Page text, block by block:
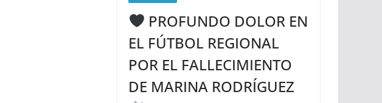
PROFUNDO DOLOR EN
EL FÚTBOL REGIONAL
POR EL FALLECIMIENTO
DE MARINA RODRÍGUEZ